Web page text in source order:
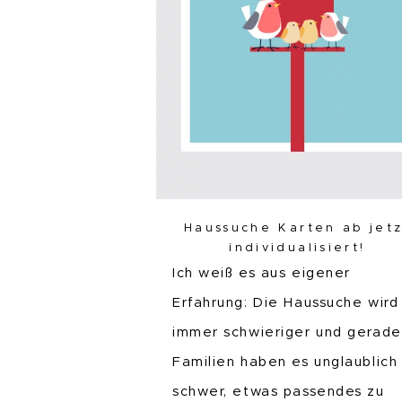
Haussuche Karten ab
individualisiert!
Ich weiß es aus eigener
Erfahrung: Die Haussuche wird
immer schwieriger und gerade
Familien haben es unglaublich
schwer, etwas passendes zu